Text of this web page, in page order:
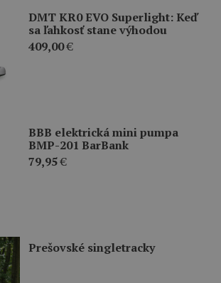
DMT KR0 EVO Superlight: Keď
sa ľahkosť stane výhodou
409,00€
BBB elektrická mini pumpa
BMP-201 BarBank
79,95€
Prešovské singletracky